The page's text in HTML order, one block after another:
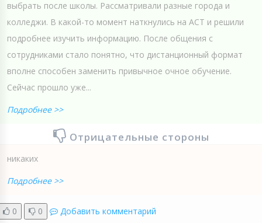
выбрать после школы. Рассматривали разные города и
колледжи. В какой-то момент наткнулись на АСТ и решили
подробнее изучить информацию. После общения с
сотрудниками стало понятно, что дистанционный формат
вполне способен заменить привычное очное обучение.
Сейчас прошло уже...
Подробнее >>
Отрицательные стороны
никаких
Подробнее >>
0 0 Добавить комментарий